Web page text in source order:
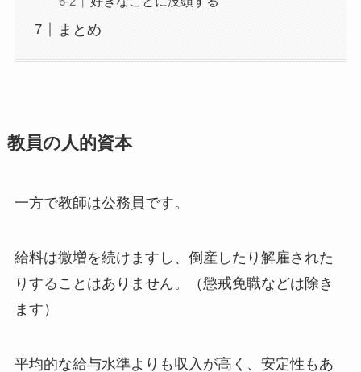
まとめ
教員の人的資本
一方で教師は公務員です。
給料は微増を続けますし、倒産したり解雇された
りすることはありません。（懲戒免職などは除き
ます）
平均的な給与水準よりも収入が高く、安定性もあ